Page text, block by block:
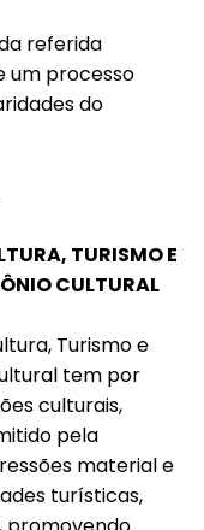
referida
um processo
do
TURISMO E
CULTURAL
Turismo e
tem por
culturais,
pela
material e
turísticas,